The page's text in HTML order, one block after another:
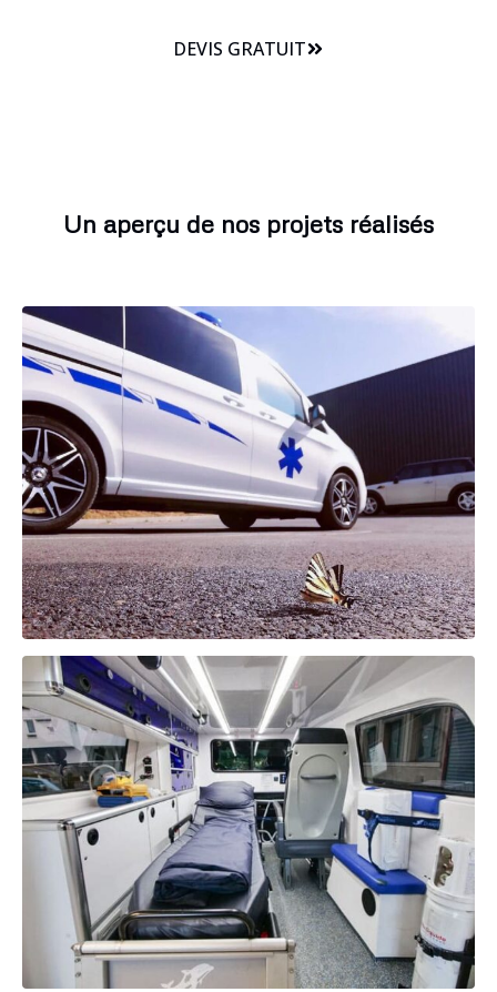
DEVIS GRATUIT
Un aperçu de nos projets réalisés